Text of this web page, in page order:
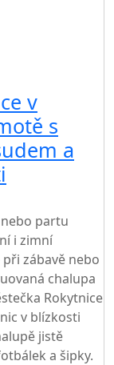
v
s
a
partu
i zimní
zábavě nebo
chalupa
Rokytnice
v blízkosti
jistě
a šipky.